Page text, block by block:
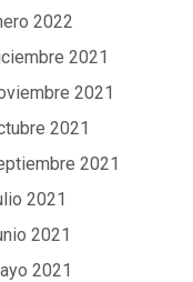
2022
2021
2021
2021
2021
2021
2021
2021